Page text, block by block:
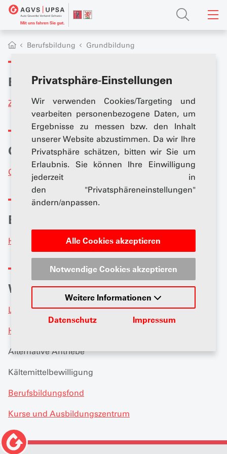
Privatsphäre-Einstellungen
Wir verwenden Cookies/Targeting und
vearbeiten personenbezogene Daten, um
Ergebnisse zu messen bzw. den Inhalt
unserer Website abzustimmen. Da wir Ihre
Privatsphäre schätzen, bitten wir Sie um
Erlaubnis. Sie können Ihre Einwilligung
jederzeit in
den "Privatsphäreneinstellungen"
ändern/anpassen.
Alle Cookies akzeptieren
Notwendige Cookies akzeptieren
Weitere Informationen
Datenschutz Impressum
Berufsbildung Grundbildung
Events / Veranstalltungen
Zu den Events
Offene Lehrstellen
Offene Lehrstellen in unseren Bezirken
Eignungstest
Hier findest du alle Informationen
Weitere Informationen
Lehre und Ausbildung
Höhere Berufsbildung
Alternative Antriebe
Kältemittelbewilligung
Berufsbildungsfond
Kurse und Ausbildungszentrum